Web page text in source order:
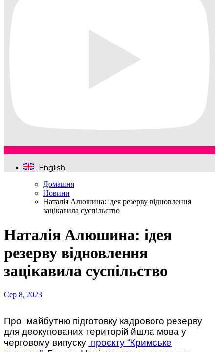
English
Домашня
Новини
Наталія Алюшина: ідея резерву відновлення
зацікавила суспільство
Наталія Алюшина: ідея
резерву відновлення
зацікавила суспільство
Сер 8, 2023
Про майбутню підготовку кадрового резерву
для деокупованих територій йшла мова у
черговому випуску проєкту “Кримське